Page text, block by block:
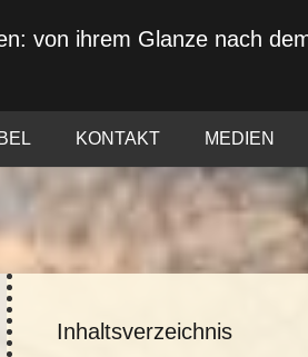
von ihrem Glanze nach
KONTAKT MEDIEN
Inhaltsverzeichnis